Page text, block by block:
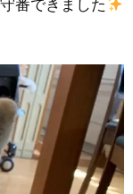
番できました